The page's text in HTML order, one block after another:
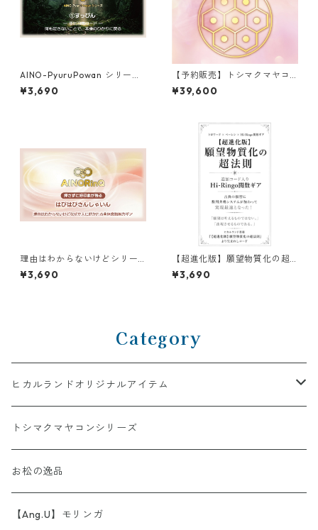
AINO-PyuruPowan シリーズ
｜①すっぴん
¥3,690
【予約販売】トシマクマヤコ
ンのふしぎ円盤 もこふわっと
¥39,600
理由はわからないけどシリー
ズ【H】｜なぜか人に好かれる
◉無意識魅力ギア はぴはぴさん
¥3,690
【超進化版】願望物質化の超
法則 追加コード入り Hi-Ring
o関数ギア
¥3,690
Category
ヒカルランドオリジナルアイテム
AINORI（愛意乗り）シリーズ
【第1弾】AINORI（愛意乗り）カード
【第2弾】AINORI（愛意乗り）カード（ほか）
ストール
波動シール＆カード
トシマクマヤコンシリーズ
お松の逸品
【Ang.U】モリンガ